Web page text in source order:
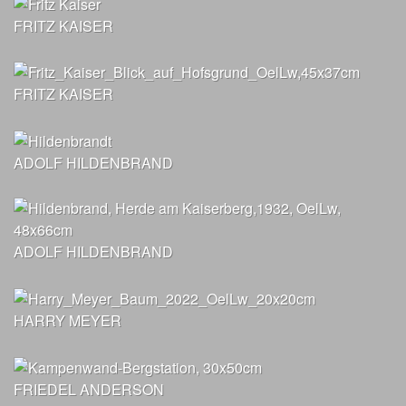
FRITZ KAISER
FRITZ KAISER
ADOLF HILDENBRAND
ADOLF HILDENBRAND
HARRY MEYER
FRIEDEL ANDERSON